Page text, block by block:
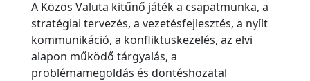
A Közös Valuta kitűnő játék a csapatmunka, a
stratégiai tervezés, a vezetésfejlesztés, a nyílt
kommunikáció, a konfliktuskezelés, az elvi
alapon működő tárgyalás, a
problémamegoldás és döntéshozatal